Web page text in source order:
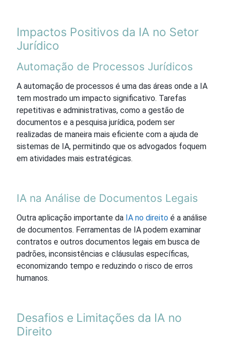
Impactos Positivos da IA no Setor
Jurídico
Automação de Processos Jurídicos
A automação de processos é uma das áreas onde a IA
tem mostrado um impacto significativo. Tarefas
repetitivas e administrativas, como a gestão de
documentos e a pesquisa jurídica, podem ser
realizadas de maneira mais eficiente com a ajuda de
sistemas de IA, permitindo que os advogados foquem
em atividades mais estratégicas.
IA na Análise de Documentos Legais
Outra aplicação importante da IA no direito é a análise
de documentos. Ferramentas de IA podem examinar
contratos e outros documentos legais em busca de
padrões, inconsistências e cláusulas específicas,
economizando tempo e reduzindo o risco de erros
humanos.
Desafios e Limitações da IA no
Direito